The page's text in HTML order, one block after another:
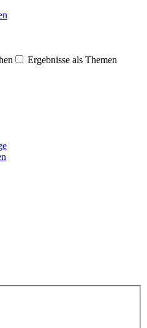
Ergebnisse als Themen